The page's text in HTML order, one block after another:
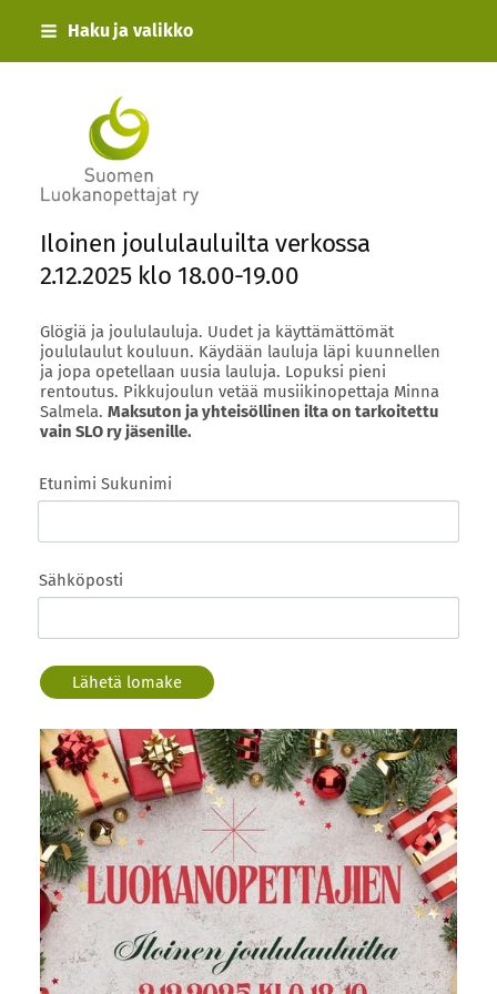
Siirry
sivun
sisältöön
Haku ja valikko
Suomen Luokanopettajat ry
Iloinen joululauluilta verkossa
2.12.2025 klo 18.00-19.00
Glögiä ja joululauluja. Uudet ja käyttämättömät
joululaulut kouluun. Käydään lauluja läpi kuunnellen
ja jopa opetellaan uusia lauluja. Lopuksi pieni
rentoutus. Pikkujoulun vetää musiikinopettaja Minna
Salmela. Maksuton ja yhteisöllinen ilta on tarkoitettu
vain SLO ry jäsenille.
Etunimi Sukunimi
Sähköposti
Lähetä lomake